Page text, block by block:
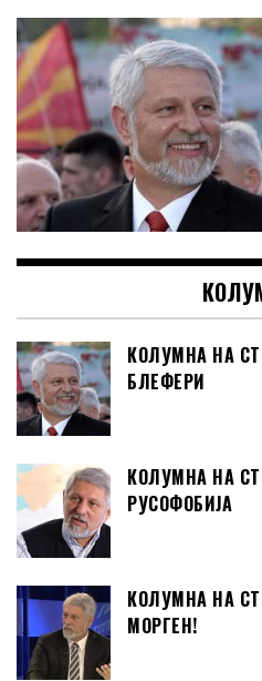
КОЛУМНА НА
БЛЕФЕРИ
КОЛУМНА НА
РУСОФОБИЈА
КОЛУМНА НА
МОРГЕН!